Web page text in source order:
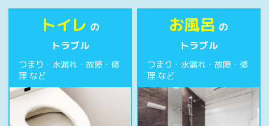
お客様の声
簡単見積り
お問合わせ
トイレ の
トラブル
つまり・水漏れ・故障・修
理 など
お風呂 の
トラブル
つまり・水漏れ・故障・修
理 など